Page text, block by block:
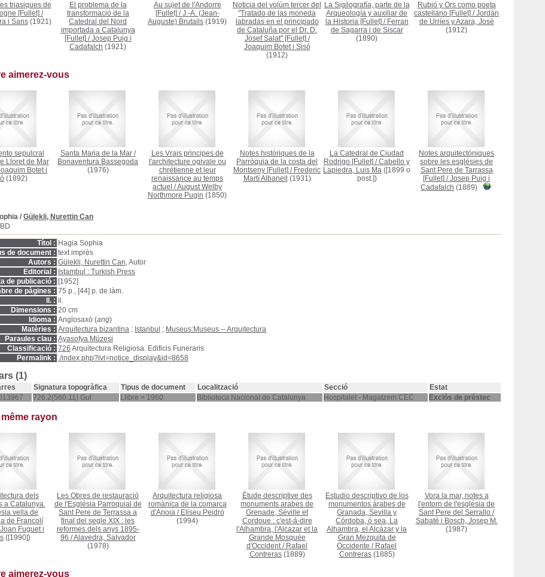
triasiques de
[Fullet] /
i Sans(1921)
El problema de la
transformació de la
Catedral del Nord
importada a Catalunya
[Fullet] /Josep Puig i
Cadafalch (1921)
Au sujet de l'Andorre
[Fullet] /J.-A. (Jean-
Auguste) Brutails (1919)
Noticia del volúm tercer del
"Tratado de las moneda
labradas en el principado
de Cataluña por el Dr. D.
Josef Salat" [Fullet] /
Joaquim Botet i Sisó
(1912)
La Sigilografía, parte de la
Arqueología y auxiliar de
la Historia [Fullet] / Ferran
de Sagarra i de Siscar
(1890)
Rubió y Ors como poeta
castellano [Fullet] /Jordán
de Urríes y Azara, José
(1912)
aimerez-vous
sepulcral
Lloret de Mar
Botet i
(1892)
Santa Maria de la Mar/
Bonaventura Bassegoda
(1976)
Les Vrais principes de
l'architecture ogivale ou
chrétienne et leur
renaissance au temps
actuel /August Welby
Northmore Pugin (1850)
Notes històriques de la
Parròquia de la costa del
Montseny [Fullet] / Frederic
Martí Albanell
(1931)
La Catedral de Ciudad
Rodrigo [Fullet] /Cabello y
Lapiedra, Luis Ma ([1899 o
post.])
Notes arquitectóniques
sobre les esglésies de
Sant Pere de Tarrassa
[Fullet] /Josep Puig i
Cadafalch (1889)
/ Gülekli, Nurettin Can
Títol : Hagia Sophia
de document : text imprès
Autors : Gülekli, Nurettin Can, Autor
Editorial : Istambul : Turkish Press
de publicació : [1952]
de pàgines : 75 p., [44] p. de làm.
ll. : il.
Dimensions : 20 cm
Idioma : Anglosaxó (ang)
Matèries : Arquitectura bizantina ; Istanbul ; Museus:Museus -- Arquitectura
Paraules clau : Ayasofya Müzesi
Classificació : 726 Arquitectura Religiosa. Edificis Funeraris
Permalink : ./index.php?lvl=notice_display&id=8658
(1)
Signatura topogràfica Tipus de document Localització Secció
Estat
726.2(560.11) Gul Llibre > 1960 Biblioteca Nacional de Catalunya Hospitalet - Magatzem CEC Exclòs de préstec
même rayon
dels
a Catalunya.
vella de
de Francolí
Joan Fuguet i
([1990])
Les Obres de restauració
de l'Església Parroquial de
Sant Pere de Terrassa a
final del segle XIX : les
reformes dels anys 1895-
96 /Alavedra, Salvador
(1978)
Arquitectura religiosa
romànica de la comarca
d'Anoia/ Eliseu Peidró
(1994)
Étude descriptive des
monuments arabes de
Grenade, Séville et
Cordoue : c'est-á-dire
l'Alhambra, l'Alcazar et la
Grande Mosquée
d'Occident/ Rafael
Contreras(1889)
Estudio descriptivo de los
monumentos árabes de
Granada, Sevilla y
Córdoba, ó sea, La
Alhambra, el Alcázar y la
Gran Mezquita de
Occidente / Rafael
Contreras(1885)
Vora la mar, notes a
l'entorn de l'església de
Sant Pere del Serrallo /
Sabaté i Bosch, Josep M.
(1987)
aimerez-vous